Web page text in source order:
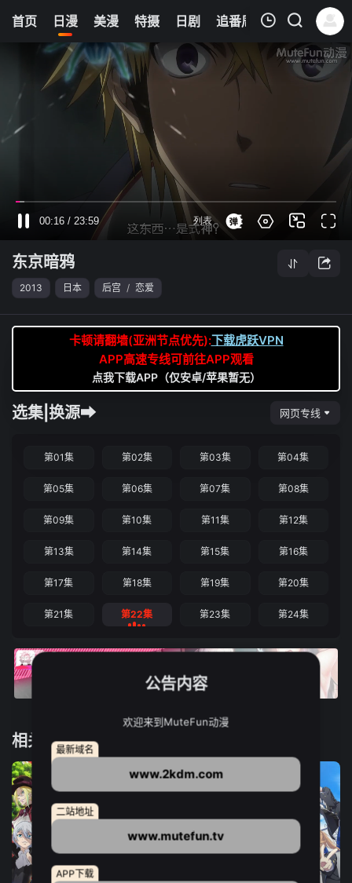
首页 日漫 美漫 特摄 日剧 追番周表 今日更新
0
我的观影记录
东京暗鸦
清空
东京暗鸦
2013 日本 后宫 / 恋爱
卡顿请翻墙(亚洲节点优先):下载虎跃VPN
APP高速专线可前往APP观看
点我下载APP（仅安卓/苹果暂无）
选集|换源➡ 网页专线
第01集 第02集 第03集 第04集
第05集 第06集 第07集 第08集
第09集 第10集 第11集 第12集
第13集 第14集 第15集 第16集
第17集 第18集 第19集 第20集
第21集 第22集 第23集 第24集
相关推荐
公告内容
欢迎来到MuteFun动漫
最新域名
www.2kdm.com
二站地址
www.mutefun.tv
APP下载